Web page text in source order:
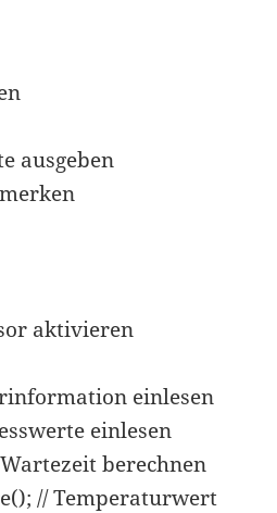
ausgeben
aktivieren
einlesen
einlesen
berechnen
// Temperaturwert